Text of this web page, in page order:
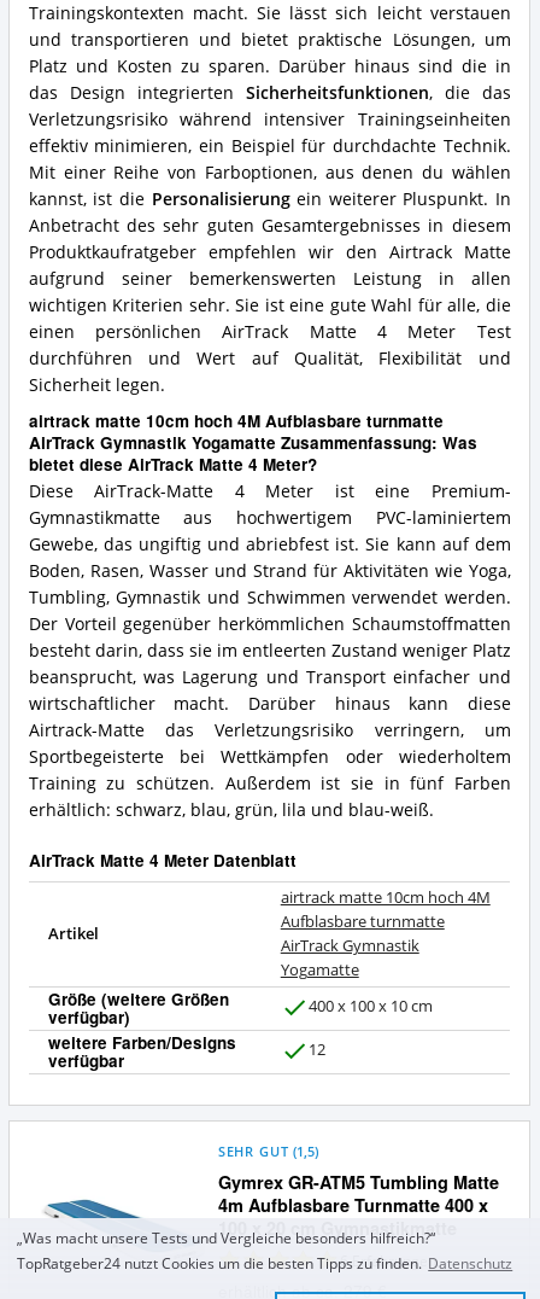
Trainingskontexten macht. Sie lässt sich leicht verstauen
und transportieren und bietet praktische Lösungen, um
Platz und Kosten zu sparen. Darüber hinaus sind die in
das Design integrierten Sicherheitsfunktionen, die das
Verletzungsrisiko während intensiver Trainingseinheiten
effektiv minimieren, ein Beispiel für durchdachte Technik.
Mit einer Reihe von Farboptionen, aus denen du wählen
kannst, ist die Personalisierungein weiterer Pluspunkt. In
Anbetracht des sehr guten Gesamtergebnisses in diesem
Produktkaufratgeber empfehlen wir den Airtrack Matte
aufgrund seiner bemerkenswerten Leistung in allen
wichtigen Kriterien sehr. Sie ist eine gute Wahl für alle, die
einen persönlichen AirTrack Matte 4 Meter Test
durchführen und Wert auf Qualität, Flexibilität und
Sicherheit legen.
airtrack matte 10cm hoch 4M Aufblasbare turnmatte
AirTrack Gymnastik Yogamatte Zusammenfassung: Was
bietet diese AirTrack Matte 4 Meter?
Diese AirTrack-Matte 4 Meter ist eine Premium-
Gymnastikmatte aus hochwertigem PVC-laminiertem
Gewebe, das ungiftig und abriebfest ist. Sie kann auf dem
Boden, Rasen, Wasser und Strand für Aktivitäten wie Yoga,
Tumbling, Gymnastik und Schwimmen verwendet werden.
Der Vorteil gegenüber herkömmlichen Schaumstoffmatten
besteht darin, dass sie im entleerten Zustand weniger Platz
beansprucht, was Lagerung und Transport einfacher und
wirtschaftlicher macht. Darüber hinaus kann diese
Airtrack-Matte das Verletzungsrisiko verringern, um
Sportbegeisterte bei Wettkämpfen oder wiederholtem
Training zu schützen. Außerdem ist sie in fünf Farben
erhältlich: schwarz, blau, grün, lila und blau-weiß.
AirTrack Matte 4 Meter Datenblatt
Artikel
airtrack matte 10cm hoch 4M
Aufblasbare turnmatte
AirTrack Gymnastik
Yogamatte
Größe (weitere Größen
verfügbar) 400 x 100 x 10 cm
weitere Farben/Designs
verfügbar 12
Gymrex GR-ATM5 Tumbling Matte
4m Aufblasbare Turnmatte 400 x
100 x 20 cm Gymnastikmatte
SEHR GUT (1,5)
6 Erfahrungen
erhältlich ab ca. 279 €
„Was macht unsere Tests und Vergleiche besonders hilfreich?“
TopRatgeber24 nutzt Cookies um die besten Tipps zu finden. Datenschutz